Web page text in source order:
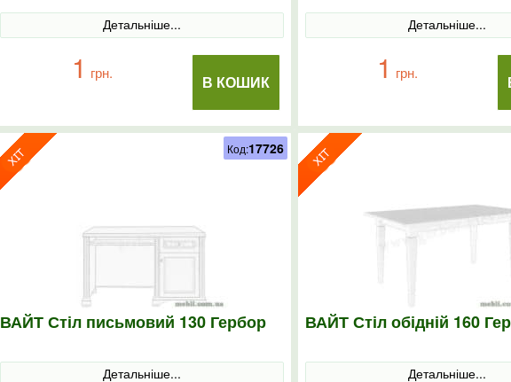
Детальніше...
В КОШИК
1 грн.
Детальніше...
1 грн.
ВАЙТ Стіл письмовий 130 Гербор
Детальніше...
Код:17726
ВАЙТ Стіл обідній 160
Детальніше...